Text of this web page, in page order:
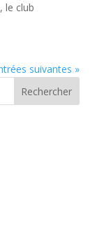
le club
suivantes »
Rechercher